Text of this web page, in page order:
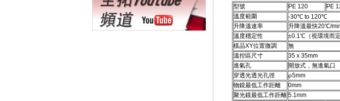
型號 PE 120
PE
溫度範圍
-30℃ to 120℃
升降溫速率
升降溫最快20℃/
溫度穩定性
±0.1℃（視環境而定
樣品XY位置微調
無
溫控區尺寸
35 x 35mm
進氣孔
開放式，無進氣口
穿透光透光孔徑
𝜙5mm
物鏡最低工作距離
0mm
聚光鏡最低工作距離 5.1mm